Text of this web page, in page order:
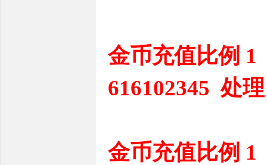
金币充值比例
616102345 处理
金币充值比例